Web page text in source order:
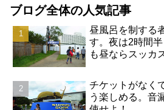
ブログ全体の人気記事
昼風呂を制する
す。夜は2時間
も昼ならスッカ
チケットがなく
う楽しめる。音